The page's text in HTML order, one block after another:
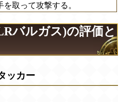
を取って攻撃する。
バルガス)の評価と
ッカー